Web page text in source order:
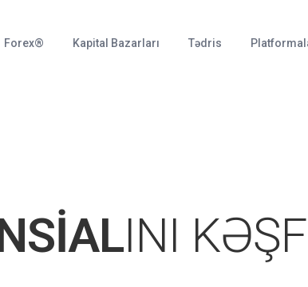
Forex® Kapital Bazarları Tədris
INI